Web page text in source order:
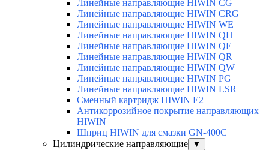
Линейные направляющие HIWIN CG
Линейные направляющие HIWIN CRG
Линейные направляющие HIWIN WE
Линейные направляющие HIWIN QH
Линейные направляющие HIWIN QE
Линейные направляющие HIWIN QR
Линейные направляющие HIWIN QW
Линейные направляющие HIWIN PG
Линейные направляющие HIWIN LSR
Сменный картридж HIWIN E2
Антикоррозийное покрытие направляющих
HIWIN
Шприц HIWIN для смазки GN-400C
Цилиндрические направляющие
▼